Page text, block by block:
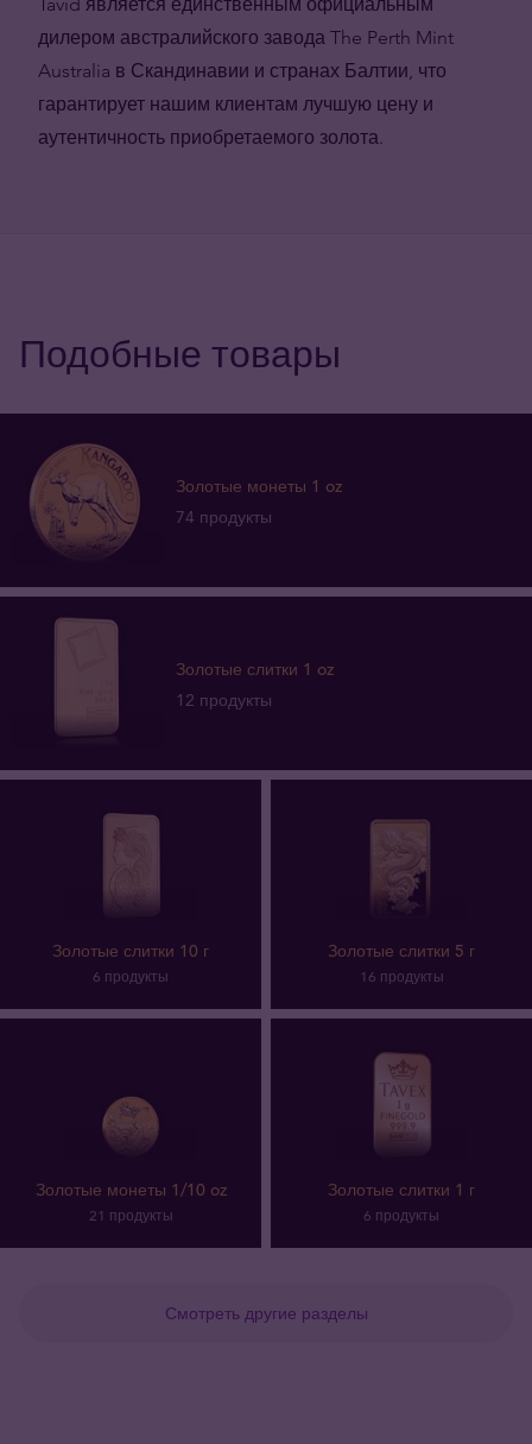
дилером австралийского завода The Perth Mint
Australia в Скандинавии и странах Балтии, что
гарантирует нашим клиентам лучшую цену и
аутентичность приобретаемого золота.
Подобные товары
Смотреть другие разделы
Золотые монеты 1 oz
74 продукты
Золотые слитки 1 oz
12 продукты
Золотые слитки 10 г
6 продукты
Золотые слитки 5 г
16 продукты
Золотые монеты 1/10 oz
21 продукты
Золотые слитки 1 г
6 продукты